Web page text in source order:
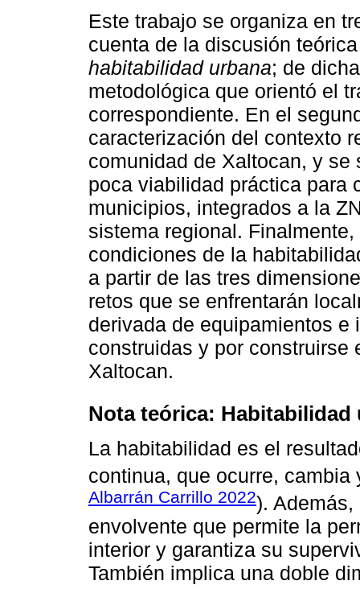
Este trabajo se organiza en
cuenta de la discusión
habitabilidad urbana; de
metodológica que orientó el
correspondiente. En el
caracterización del contexto
comunidad de Xaltocan, y
poca viabilidad práctica para
municipios, integrados a la
sistema regional.
condiciones de la
a partir de las tres
retos que se enfrentarán
derivada de equipamientos e
construidas y por construirse
Xaltocan.
Nota teórica: Habitabilidad
La habitabilidad es el
continua, que ocurre, cambia
Albarrán Carrillo 2022).
envolvente que permite la
interior y garantiza su
También implica una doble